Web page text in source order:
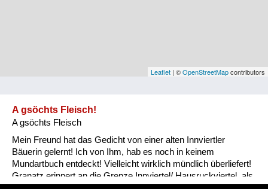
Vorarlberg
Natur und Landwirtschaft
Fluchen und Reden
Leaflet | ©OpenStreetMapcontributors
A gsöchts Fleisch!
A gsöchts Fleisch
Mein Freund hat das Gedicht von einer alten Innviertler
Bäuerin gelernt! Ich von Ihm, hab es noch in keinem
Mundartbuch entdeckt! Vielleicht wirklich mündlich überliefert!
Granatz erinnert an die Grenze Innviertel/ Hausruckviertel, als